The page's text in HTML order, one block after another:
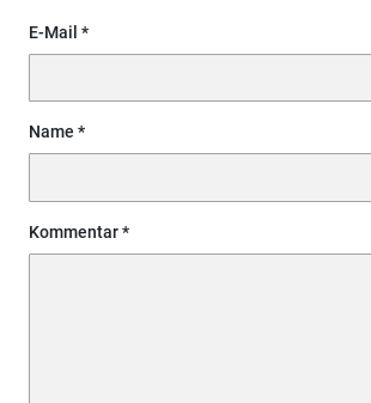
E-Mail
Name
Kommentar